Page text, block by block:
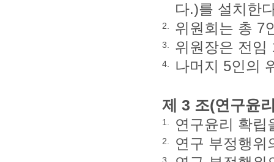
다.)를 설치한
2. 위원회는 총 7
3. 위원장은 전임
4. 나머지 5인의
제 3 조(연구윤
1. 연구윤리 확립
2. 연구 부정행위